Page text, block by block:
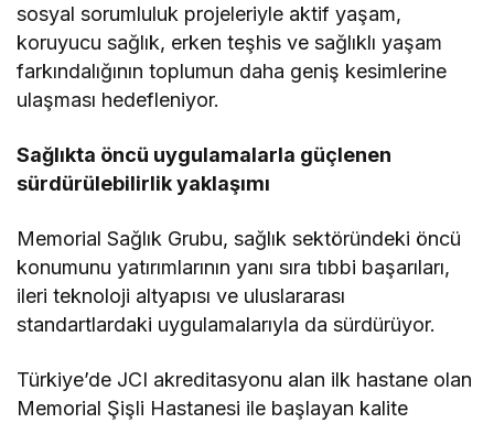
sosyal sorumluluk projeleriyle aktif yaşam,
koruyucu sağlık, erken teşhis ve sağlıklı yaşam
farkındalığının toplumun daha geniş kesimlerine
ulaşması hedefleniyor.
Sağlıkta öncü uygulamalarla güçlenen
sürdürülebilirlik yaklaşımı
Memorial Sağlık Grubu, sağlık sektöründeki öncü
konumunu yatırımlarının yanı sıra tıbbi başarıları,
ileri teknoloji altyapısı ve uluslararası
standartlardaki uygulamalarıyla da sürdürüyor.
Türkiye’de JCI akreditasyonu alan ilk hastane olan
Memorial Şişli Hastanesi ile başlayan kalite